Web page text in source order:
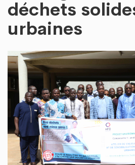
TOGO PROPRE » : LE DAGL SUPPRIME UN
DU PEUL III : DES ÉQUIPEMENTS SPORTIFS
déchets
urbaines